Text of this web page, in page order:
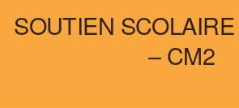
SOUTIEN
– CM2